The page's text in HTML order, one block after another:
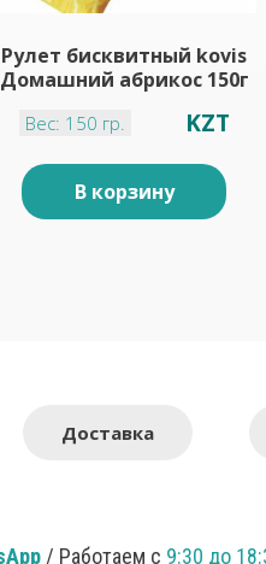
Рулет бисквитный kovis
Домашний абрикос 150г
Вес: 150 гр. KZT
В корзину
Доставка
/ Работаем с 9:30 до